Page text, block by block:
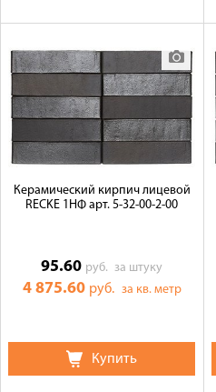
Керамический кирпич лицевой
RECKE 1НФ арт. 5-32-00-2-00
95.60 руб.за штуку
4 875.60 руб. за кв. метр
Купить